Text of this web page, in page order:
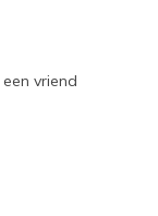
vriend